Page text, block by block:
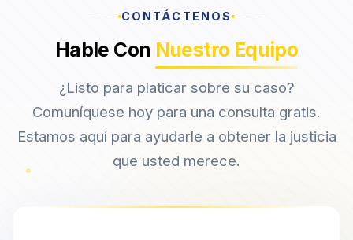
CONTÁCTENOS
Hable Con Nuestro Equipo
¿Listo para platicar sobre su caso?
Comuníquese hoy para una consulta gratis.
Estamos aquí para ayudarle a obtener la justicia
que usted merece.